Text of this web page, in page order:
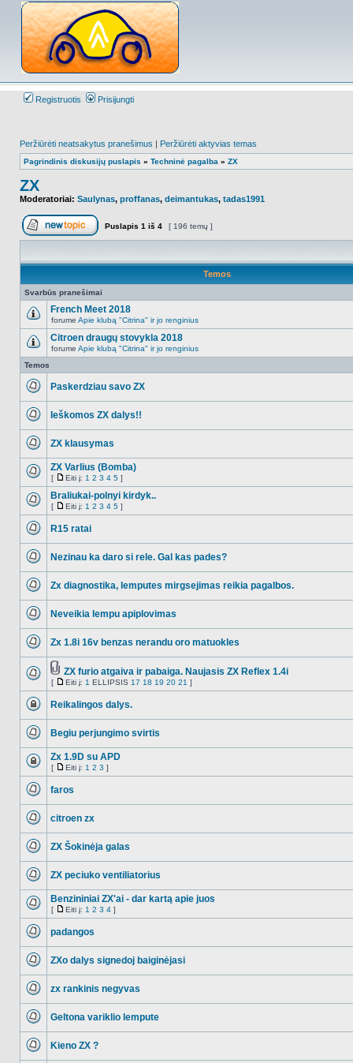
Registruotis Prisijungti
Peržiūrėti neatsakytus pranešimus | Peržiūrėti aktyvias temas
Pagrindinis diskusijų puslapis » Techninė pagalba » ZX
ZX
Moderatoriai: Saulynas, proffanas, deimantukas, tadas1991
Naujos temos kūrimas
Puslapis 1 iš 4 [ 196 temų ]
Temos
Svarbūs pranešimai
NO_UNREAD_POSTS
French Meet 2018
forume Apie klubą "Citrina" ir jo renginius
NO_UNREAD_POSTS
Citroen draugų stovykla 2018
forume Apie klubą "Citrina" ir jo renginius
Temos
Paskerdziau savo ZX
Ieškomos ZX dalys!!
ZX klausymas
NO_UNREAD_POSTS
ZX Varlius (Bomba)
[
Eiti
į
Eiti į: 1 2 3 4 5 ]
NO_UNREAD_POSTS
Braliukai-polnyi kirdyk..
[
Eiti
Eiti į: 1 2 3 4 5 ]
R15 ratai
Nezinau ka daro si rele. Gal kas pades?
Zx diagnostika, lemputes mirgsejimas reikia pagalbos.
Neveikia lempu apiplovimas
Zx 1.8i 16v benzas nerandu oro matuokles
NO_UNREAD_POSTS
Tema
turi
failų
ZX furio atgaiva ir pabaiga. Naujasis ZX Reflex 1.4i
[
Eiti
Eiti į: 1 ELLIPSIS 17 18 19 20 21 ]
užrakinta,
negalite
redaguoti
pranešimų
arba
atsakinėti
Reikalingos dalys.
Begiu perjungimo svirtis
užrakinta,
negalite
redaguoti
pranešimų
arba
atsakinėti
Zx 1.9D su APD
[
Eiti
Eiti į: 1 2 3 ]
faros
citroen zx
ZX Šokinėja galas
ZX peciuko ventiliatorius
NO_UNREAD_POSTS
Benzininiai ZX'ai - dar kartą apie juos
[
Eiti
Eiti į: 1 2 3 4 ]
padangos
ZXo dalys signedoj baiginėjasi
zx rankinis negyvas
Geltona variklio lempute
Kieno ZX ?